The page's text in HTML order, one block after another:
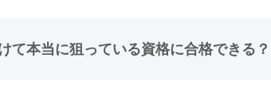
て本当に狙っている資格に合格できる？